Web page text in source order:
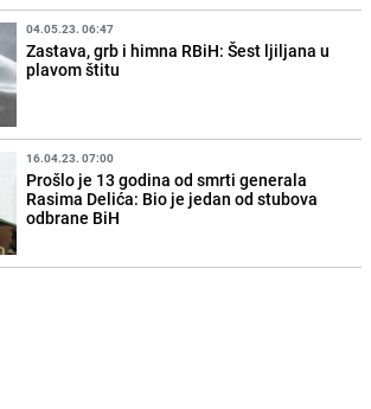
04.05.23. 06:47
Zastava, grb i himna RBiH: Šest ljiljana u
plavom štitu
16.04.23. 07:00
Prošlo je 13 godina od smrti generala
Rasima Delića: Bio je jedan od stubova
odbrane BiH